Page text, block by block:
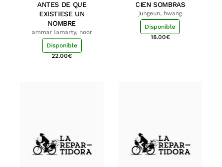
ANTES DE QUE
EXISTIESE UN
NOMBRE
ammar lamarty, noor
Disponible
22.00€
CIEN SOMBRAS
jungeun, hwang
Disponible
18.00€